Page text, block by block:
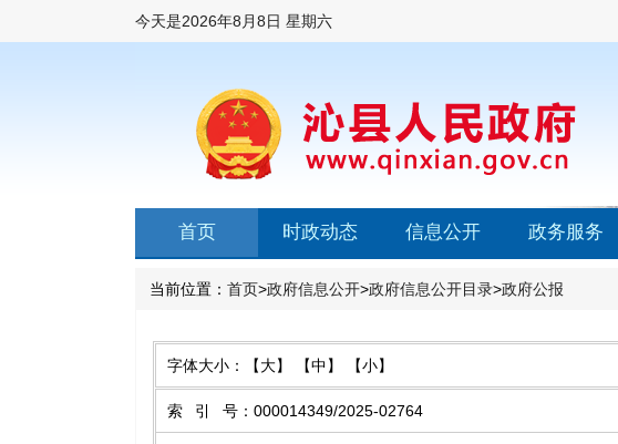
今天是2026年8月8日 星期六
首页 时政动态 信息公开 政务服务
当前位置： 首页>政府信息公开>政府信息公开目录>政府公报
字体大小： 【大】 【中】 【小】
索引号 ： 000014349/2025-02764